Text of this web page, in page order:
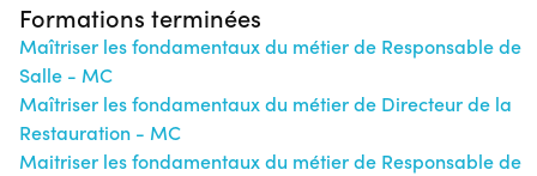
Formations terminées
Maîtriser les fondamentaux du métier de Responsable de
Salle - MC
Maîtriser les fondamentaux du métier de Directeur de la
Restauration - MC
Maitriser les fondamentaux du métier de Responsable de